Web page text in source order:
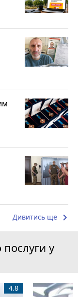
Дивитись ще keyboard_arrow_right
послуги у
4.8